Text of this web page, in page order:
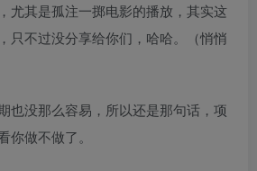
尤其是孤注一掷电影的播放，其实这
只不过没分享给你们，哈哈。（悄悄
也没那么容易，所以还是那句话，项
你做不做了。